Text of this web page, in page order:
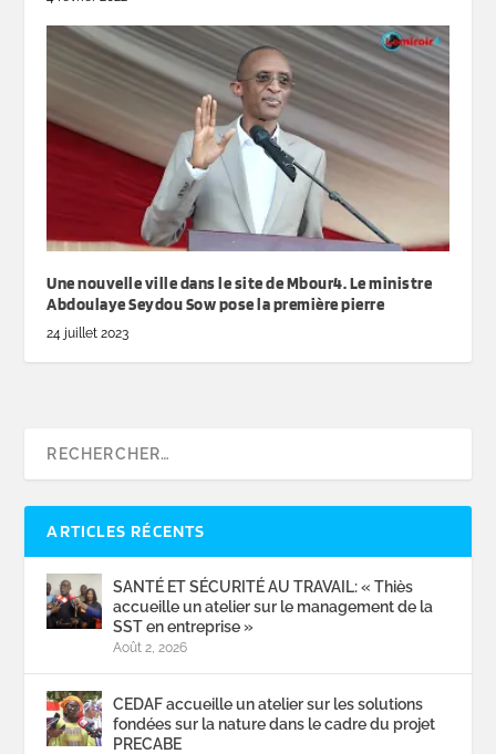
Une nouvelle ville dans le site de Mbour4. Le ministre
Abdoulaye Seydou Sow pose la première pierre
24 juillet 2023
ARTICLES RÉCENTS
SANTÉ ET SÉCURITÉ AU TRAVAIL: « Thiès
accueille un atelier sur le management de la
SST en entreprise »
Août 2, 2026
CEDAF accueille un atelier sur les solutions
fondées sur la nature dans le cadre du projet
PRECABE